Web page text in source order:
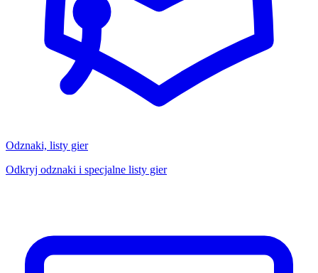
Odznaki, listy gier
Odkryj odznaki i specjalne listy gier